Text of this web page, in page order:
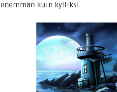
enemmän kuin kylliksi.